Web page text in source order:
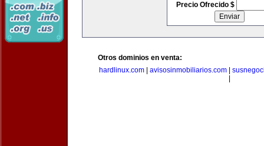
Precio Ofrecido $
Otros dominios en venta:
hardlinux.com
avisosinmobiliarios.com